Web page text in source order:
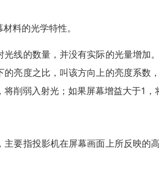
料的光学特性。
线的数量，并没有实际的光量增加
亮度之比，叫该方向上的亮度系数
削弱入射光；如果屏幕增益大于1，
要指投影机在屏幕画面上所反映的